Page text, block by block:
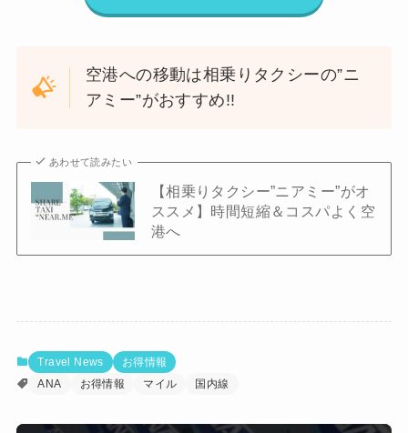
空港への移動は相乗りタクシーの”ニ
アミー”がおすすめ!!
あわせて読みたい
【相乗りタクシー”ニアミー”がオ
ススメ】時間短縮＆コスパよく空
港へ
Travel News
お得情報
ANA
お得情報 マイル 国内線